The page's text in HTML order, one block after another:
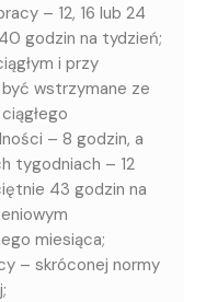
– 12, 16 lub 24
godzin na tydzień;
i przy
wstrzymane ze
– 8 godzin, a
tygodniach – 12
43 godzin na
miesiąca;
– skróconej normy